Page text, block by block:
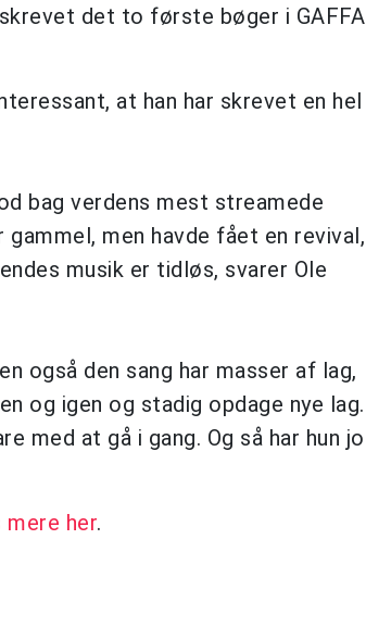
det to første bøger i GAFFA
at han har skrevet en hel
bag verdens mest streamede
gammel, men havde fået en revival,
musik er tidløs, svarer Ole
også den sang har masser af lag,
og igen og stadig opdage nye lag.
med at gå i gang. Og så har hun jo
her.